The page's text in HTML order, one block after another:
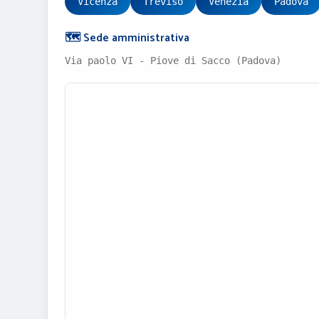
🗺️ Sede amministrativa
Via paolo VI - Piove di Sacco (Padova)